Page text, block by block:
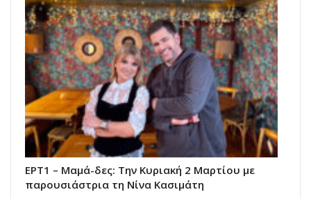
ΕΡΤ1 – Μαμά-δες: Την Κυριακή 2 Μαρτίου με
παρουσιάστρια τη Νίνα Κασιμάτη